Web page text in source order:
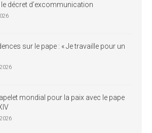
le décret d’excommunication
sur le pape : « Je travaille pour un
mondial pour la paix avec le pape